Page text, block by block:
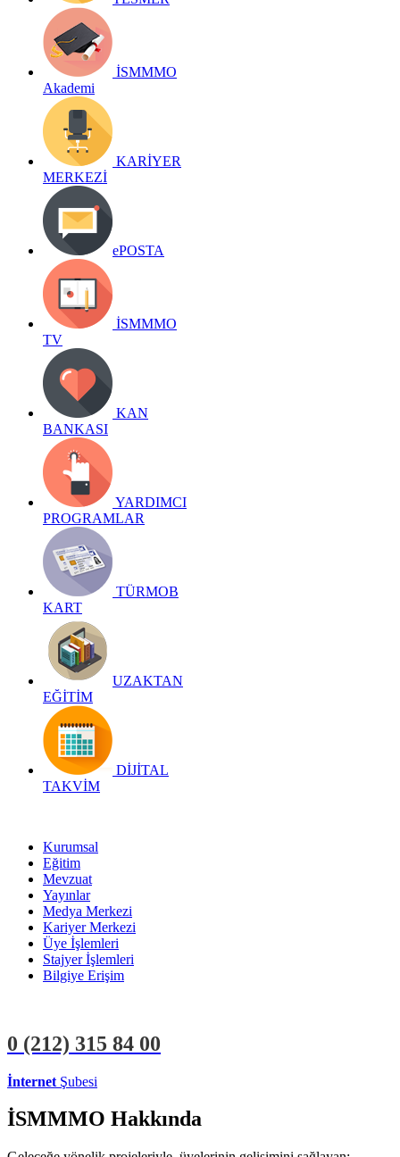
İSMMMO
Akademi
KARİYER
MERKEZİ
ePOSTA
İSMMMO
TV
KAN
BANKASI
YARDIMCI
PROGRAMLAR
TÜRMOB
KART
UZAKTAN
EĞİTİM
DİJİTAL
TAKVİM
Kurumsal
Eğitim
Mevzuat
Yayınlar
Medya Merkezi
Kariyer Merkezi
Üye İşlemleri
Stajyer İşlemleri
Bilgiye Erişim
0 (212) 315 84 00
İnternet Şubesi
İSMMMO Hakkında